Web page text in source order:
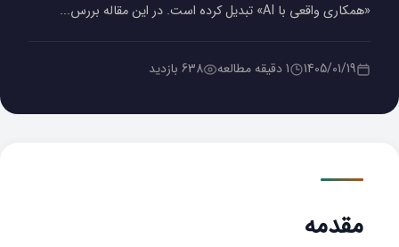
«همکاری واقعی با AI» تبدیل کرده است. در این مقاله بررس...
1405/01/19 1 دقیقه مطالعه 638 بازدید
مقدمه